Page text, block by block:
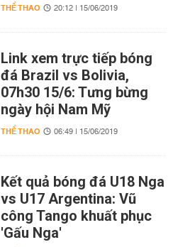
THỂ THAO 20:12 | 15/06/2019
Link xem trực tiếp bóng
đá Brazil vs Bolivia,
07h30 15/6: Tưng bừng
ngày hội Nam Mỹ
THỂ THAO 06:49 | 15/06/2019
Kết quả bóng đá U18 Nga
vs U17 Argentina: Vũ
công Tango khuất phục
'Gấu Nga'